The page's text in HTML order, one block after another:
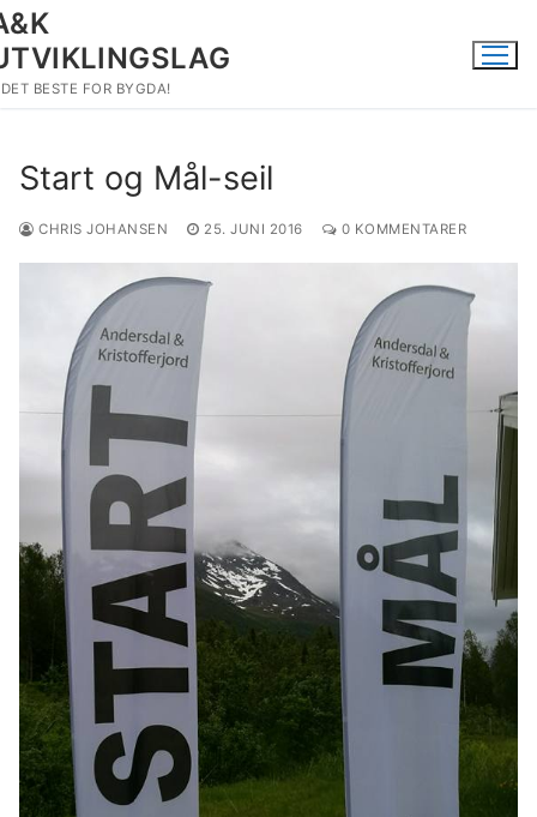
Hopp
til
innholdet
BESTE FOR BYGDA!
Start og Mål-seil
CHRIS JOHANSEN 25. JUNI 2016 0 KOMMENTARER